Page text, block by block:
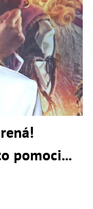
pomoci...